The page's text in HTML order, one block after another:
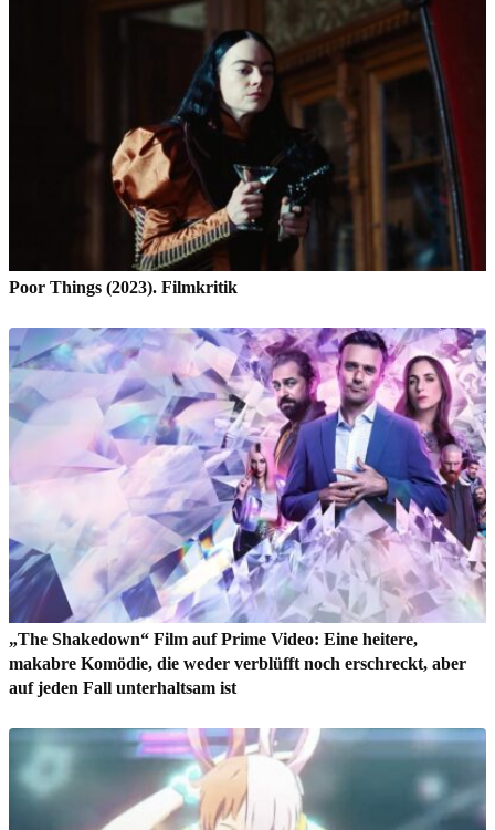
Poor Things (2023). Filmkritik
„The Shakedown“ Film auf Prime Video: Eine heitere,
makabre Komödie, die weder verblüfft noch erschreckt, aber
auf jeden Fall unterhaltsam ist